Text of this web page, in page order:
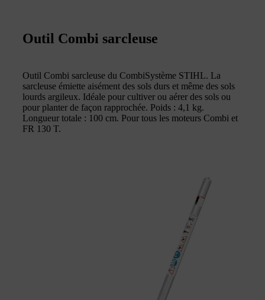
Outil Combi sarcleuse
Outil Combi sarcleuse du CombiSystème STIHL. La
sarcleuse émiette aisément des sols durs et même des sols
lourds argileux. Idéale pour cultiver ou aérer des sols ou
pour planter de façon rapprochée. Poids : 4,1 kg.
Longueur totale : 100 cm. Pour tous les moteurs Combi et
FR 130 T.